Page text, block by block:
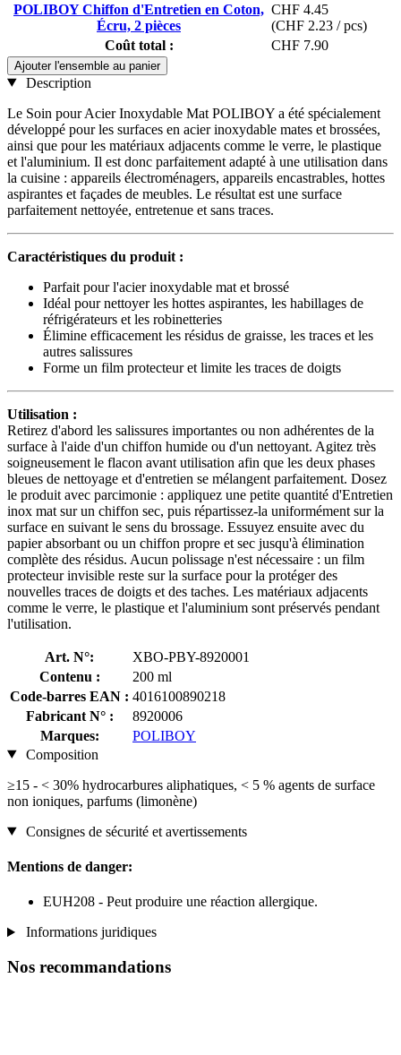
POLIBOY Chiffon d'Entretien en Coton,
Écru, 2 pièces
CHF 4.45
(CHF 2.23 / pcs)
Coût total :
CHF 7.90
Ajouter l'ensemble au panier
Description
Le Soin pour Acier Inoxydable Mat POLIBOY a été spécialement
développé pour les surfaces en acier inoxydable mates et brossées,
ainsi que pour les matériaux adjacents comme le verre, le plastique
et l'aluminium. Il est donc parfaitement adapté à une utilisation dans
la cuisine : appareils électroménagers, appareils encastrables, hottes
aspirantes et façades de meubles. Le résultat est une surface
parfaitement nettoyée, entretenue et sans traces.
Caractéristiques du produit :
Parfait pour l'acier inoxydable mat et brossé
Idéal pour nettoyer les hottes aspirantes, les habillages de
réfrigérateurs et les robinetteries
Élimine efficacement les résidus de graisse, les traces et les
autres salissures
Forme un film protecteur et limite les traces de doigts
Utilisation :
Retirez d'abord les salissures importantes ou non adhérentes de la
surface à l'aide d'un chiffon humide ou d'un nettoyant. Agitez très
soigneusement le flacon avant utilisation afin que les deux phases
bleues de nettoyage et d'entretien se mélangent parfaitement. Dosez
le produit avec parcimonie : appliquez une petite quantité d'Entretien
inox mat sur un chiffon sec, puis répartissez-la uniformément sur la
surface en suivant le sens du brossage. Essuyez ensuite avec du
papier absorbant ou un chiffon propre et sec jusqu'à élimination
complète des résidus. Aucun polissage n'est nécessaire : un film
protecteur invisible reste sur la surface pour la protéger des
nouvelles traces de doigts et des taches. Les matériaux adjacents
comme le verre, le plastique et l'aluminium sont préservés pendant
l'utilisation.
Art. N°:
XBO-PBY-8920001
Contenu :
200 ml
Code-barres EAN : 4016100890218
Fabricant N° :
8920006
Marques:
POLIBOY
Composition
≥15 - < 30% hydrocarbures aliphatiques, < 5 % agents de surface
non ioniques, parfums (limonène)
Consignes de sécurité et avertissements
Mentions de danger:
EUH208 - Peut produire une réaction allergique.
Informations juridiques
Nos recommandations